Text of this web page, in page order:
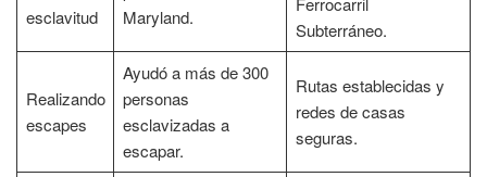
esclavitud
Maryland.
Subterráneo.
Realizando
escapes
Ayudó a más de 300
personas
esclavizadas a
escapar.
Rutas establecidas y
redes de casas
seguras.